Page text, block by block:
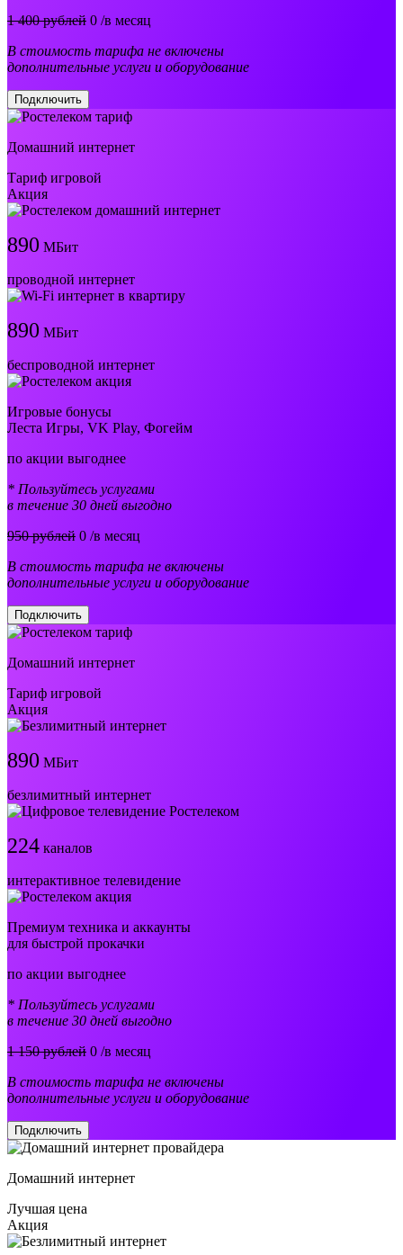
1 400 рублей 0 /в месяц
В стоимость тарифа не включены
дополнительные услуги и оборудование
Подключить
Домашний интернет
Тариф игровой
Акция
890 МБит
проводной интернет
890 МБит
беспроводной интернет
Игровые бонусы
Леста Игры, VK Play, Фогейм
по акции выгоднее
* Пользуйтесь услугами
в течение 30 дней выгодно
950 рублей 0 /в месяц
В стоимость тарифа не включены
дополнительные услуги и оборудование
Подключить
Домашний интернет
Тариф игровой
Акция
890 МБит
безлимитный интернет
224 каналов
интерактивное телевидение
Премиум техника и аккаунты
для быстрой прокачки
по акции выгоднее
* Пользуйтесь услугами
в течение 30 дней выгодно
1 150 рублей 0 /в месяц
В стоимость тарифа не включены
дополнительные услуги и оборудование
Подключить
Домашний интернет
Лучшая цена
Акция